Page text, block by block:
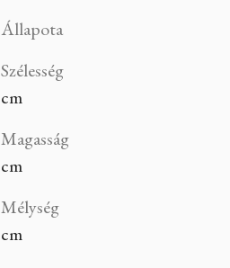
Állapota
Szélesség
cm
Magasság
cm
Mélység
cm